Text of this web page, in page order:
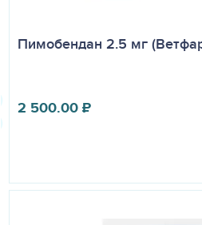
Пимобендан 2.5 мг
2 500.00₽